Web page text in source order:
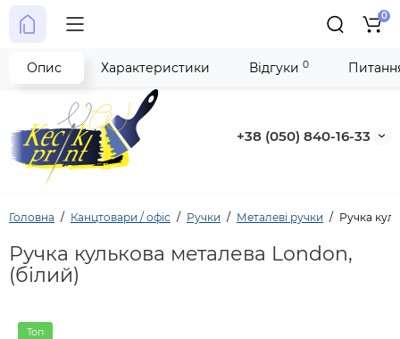
+38 (050) 840-16-33
0
Головна Канцтовари / офіс Ручки Металеві ручки Ручка
Ручка кулькова металева London,
(білий)
Топ
Опис Характеристики Відгуки 0